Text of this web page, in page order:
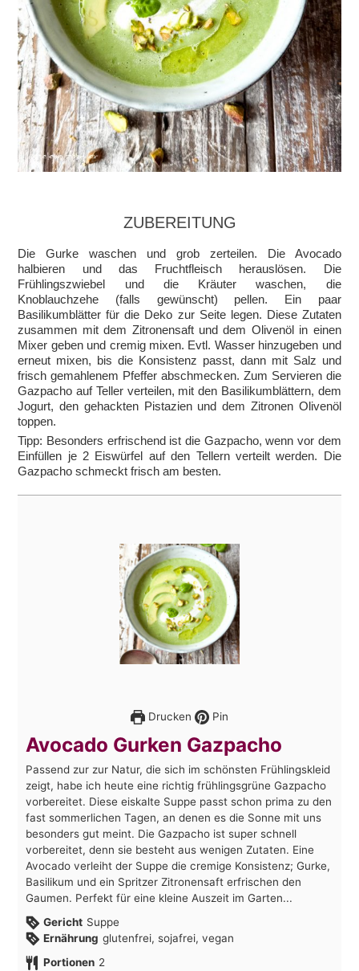
ZUBEREITUNG
Die Gurke waschen und grob zerteilen. Die Avocado
halbieren und das Fruchtfleisch herauslösen. Die
Frühlingszwiebel und die Kräuter waschen, die
Knoblauchzehe (falls gewünscht) pellen. Ein paar
Basilikumblätter für die Deko zur Seite legen. Diese Zutaten
zusammen mit dem Zitronensaft und dem Olivenöl in einen
Mixer geben und cremig mixen. Evtl. Wasser hinzugeben und
erneut mixen, bis die Konsistenz passt, dann mit Salz und
frisch gemahlenem Pfeffer abschmecken. Zum Servieren die
Gazpacho auf Teller verteilen, mit den Basilikumblättern, dem
Jogurt, den gehackten Pistazien und dem Zitronen Olivenöl
toppen.
Tipp: Besonders erfrischend ist die Gazpacho, wenn vor dem
Einfüllen je 2 Eiswürfel auf den Tellern verteilt werden. Die
Gazpacho schmeckt frisch am besten.
Drucken Pin
Avocado Gurken Gazpacho
Passend zur zur Natur, die sich im schönsten Frühlingskleid
zeigt, habe ich heute eine richtig frühlingsgrüne Gazpacho
vorbereitet. Diese eiskalte Suppe passt schon prima zu den
fast sommerlichen Tagen, an denen es die Sonne mit uns
besonders gut meint. Die Gazpacho ist super schnell
vorbereitet, denn sie besteht aus wenigen Zutaten. Eine
Avocado verleiht der Suppe die cremige Konsistenz; Gurke,
Basilikum und ein Spritzer Zitronensaft erfrischen den
Gaumen. Perfekt für eine kleine Auszeit im Garten...
Gericht Suppe
Ernährung glutenfrei, sojafrei, vegan
Portionen 2